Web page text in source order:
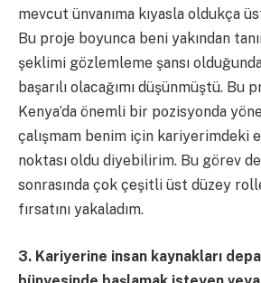
mevcut ünvanıma kıyasla oldukça
Bu proje boyunca beni yakından
şeklimi gözlemleme şansı
başarılı olacağımı düşünmüştü. Bu
Kenya’da önemli bir pozisyonda
çalışmam benim için kariyerimdeki
noktası oldu diyebilirim. Bu görev
sonrasında çok çeşitli üst düzey
fırsatını yakaladım.
3. Kariyerine insan kaynakları